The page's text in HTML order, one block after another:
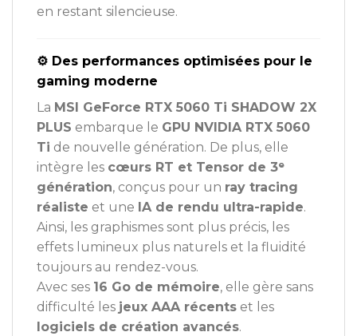
en restant silencieuse.
⚙️ Des performances optimisées pour le
gaming moderne
La MSI GeForce RTX 5060 Ti SHADOW 2X
PLUS embarque le GPU NVIDIA RTX 5060
Ti de nouvelle génération. De plus, elle
intègre les cœurs RT et Tensor de 3ᵉ
génération, conçus pour un ray tracing
réaliste et une IA de rendu ultra-rapide.
Ainsi, les graphismes sont plus précis, les
effets lumineux plus naturels et la fluidité
toujours au rendez-vous.
Avec ses 16 Go de mémoire, elle gère sans
difficulté les jeux AAA récents et les
logiciels de création avancés.